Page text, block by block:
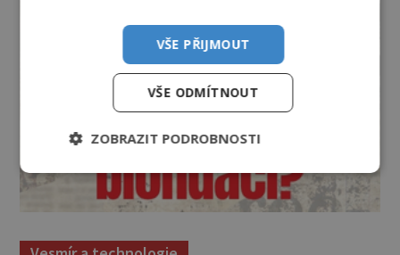
VŠE PŘIJMOUT
VŠE ODMÍTNOUT
ZOBRAZIT PODROBNOSTI